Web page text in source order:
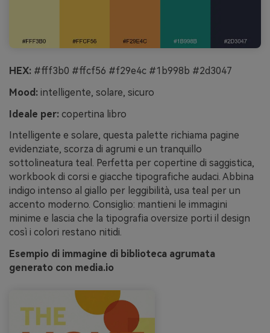
HEX: #fff3b0 #ffcf56 #f29e4c #1b998b #2d3047
Mood: intelligente, solare, sicuro
Ideale per: copertina libro
Intelligente e solare, questa palette richiama pagine
evidenziate, scorza di agrumi e un tranquillo
sottolineatura teal. Perfetta per copertine di saggistica,
workbook di corsi e giacche tipografiche audaci. Abbina
indigo intenso al giallo per leggibilità, usa teal per un
accento moderno. Consiglio: mantieni le immagini
minime e lascia che la tipografia oversize porti il design
così i colori restano nitidi.
Esempio di immagine di biblioteca agrumata
generato con media.io